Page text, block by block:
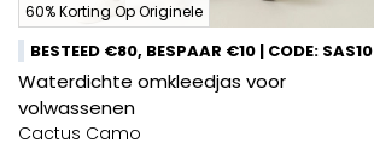
60% Korting Op Originele
BESTEED €80, BESPAAR €10 | CODE: SAS10
Waterdichte omkleedjas voor
volwassenen
Cactus Camo